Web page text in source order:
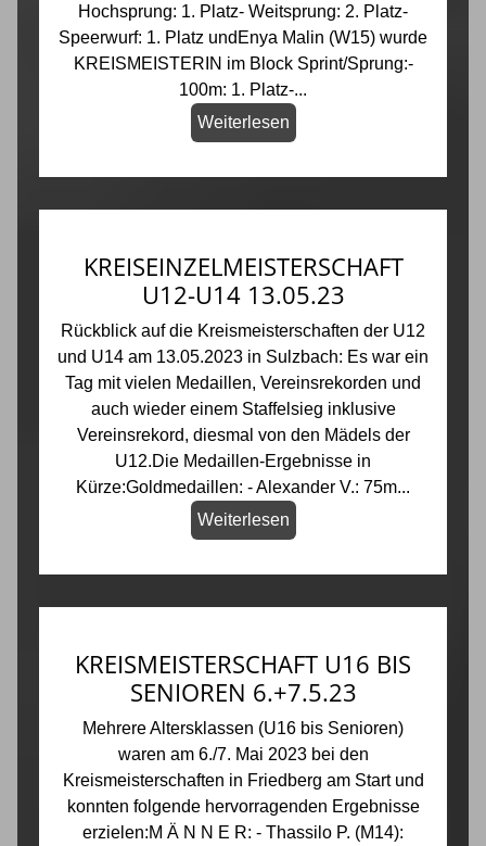
Hochsprung: 1. Platz- Weitsprung: 2. Platz-
Speerwurf: 1. Platz undEnya Malin (W15) wurde
KREISMEISTERIN im Block Sprint/Sprung:-
100m: 1. Platz-...
Weiterlesen
KREISEINZELMEISTERSCHAFT
U12-U14 13.05.23
Rückblick auf die Kreismeisterschaften der U12
und U14 am 13.05.2023 in Sulzbach: Es war ein
Tag mit vielen Medaillen, Vereinsrekorden und
auch wieder einem Staffelsieg inklusive
Vereinsrekord, diesmal von den Mädels der
U12.Die Medaillen-Ergebnisse in
Kürze:Goldmedaillen: - Alexander V.: 75m...
Weiterlesen
KREISMEISTERSCHAFT U16 BIS
SENIOREN 6.+7.5.23
Mehrere Altersklassen (U16 bis Senioren)
waren am 6./7. Mai 2023 bei den
Kreismeisterschaften in Friedberg am Start und
konnten folgende hervorragenden Ergebnisse
erzielen:M Ä N N E R: - Thassilo P. (M14):